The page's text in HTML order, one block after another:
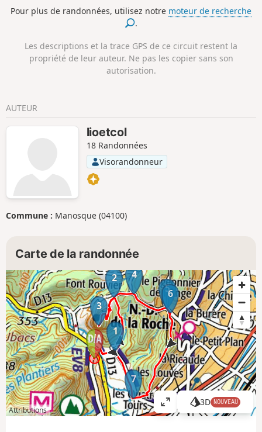
Pour plus de randonnées, utilisez notre moteur de recherche
.
Les descriptions et la trace GPS de ce circuit restent la
propriété de leur auteur. Ne pas les copier sans son
autorisation.
AUTEUR
lioetcol
18 Randonnées
Visorandonneur
Commune : Manosque (04100)
Carte de la randonnée
1
2
3
4
56
7
Attributions
A
ff
3D NOUVEAU